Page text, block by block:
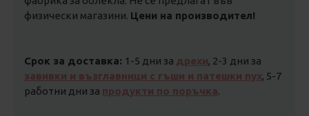
физически магазини. Цени на производител!
Срок за доставка: 1-5 дни за дрехи, 2-3 дни за
завивки и възглавници с гъши и патешки пух, 5-7
работни дни за продукти по поръчка.